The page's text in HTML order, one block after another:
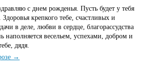
с днем рожденья. Пусть будет у тебя
крепкого тебе, счастливых и
в деле, любви в сердце, благорассудства
наполняется весельем, успехами, добром и
дядя.
→